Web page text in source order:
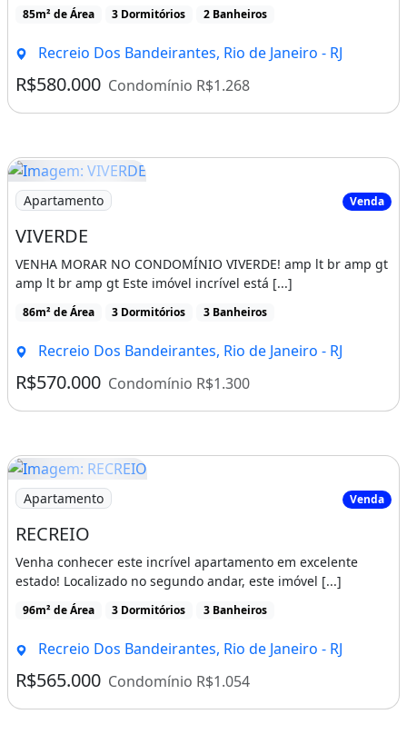
85m² de Área 3 Dormitórios 2 Banheiros
Recreio Dos Bandeirantes, Rio de Janeiro - RJ
R$580.000 Condomínio R$1.268
Imagem: VIVERDE
Apartamento Venda
VIVERDE
VENHA MORAR NO CONDOMÍNIO VIVERDE! amp lt br amp gt
amp lt br amp gt Este imóvel incrível está [...]
86m² de Área 3 Dormitórios 3 Banheiros
Recreio Dos Bandeirantes, Rio de Janeiro - RJ
R$570.000 Condomínio R$1.300
Imagem: RECREIO
Apartamento Venda
RECREIO
Venha conhecer este incrível apartamento em excelente
estado! Localizado no segundo andar, este imóvel [...]
96m² de Área 3 Dormitórios 3 Banheiros
Recreio Dos Bandeirantes, Rio de Janeiro - RJ
R$565.000 Condomínio R$1.054